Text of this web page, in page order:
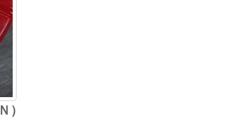
）